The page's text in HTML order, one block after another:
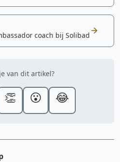
coach bij Solibad
van dit artikel?
👏 😮 😂